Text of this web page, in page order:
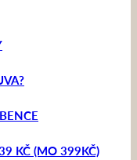
KČ (MO 399KČ)